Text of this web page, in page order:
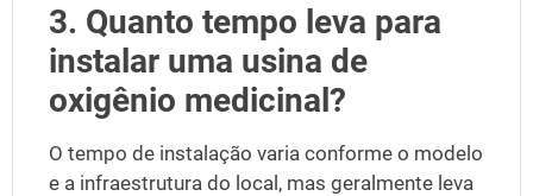
3. Quanto tempo leva para
instalar uma usina de
oxigênio medicinal?
O tempo de instalação varia conforme o modelo
e a infraestrutura do local, mas geralmente leva